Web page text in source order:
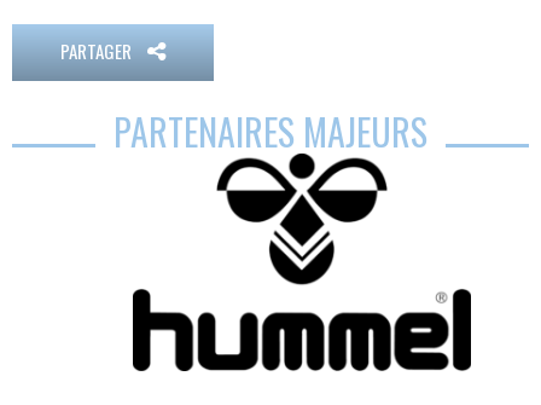
PARTAGER
PARTENAIRES MAJEURS